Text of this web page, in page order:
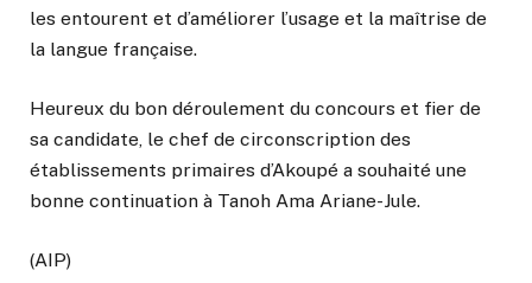
les entourent et d’améliorer l’usage et la maîtrise de
la langue française.
Heureux du bon déroulement du concours et fier de
sa candidate, le chef de circonscription des
établissements primaires d’Akoupé a souhaité une
bonne continuation à Tanoh Ama Ariane-Jule.
(AIP)